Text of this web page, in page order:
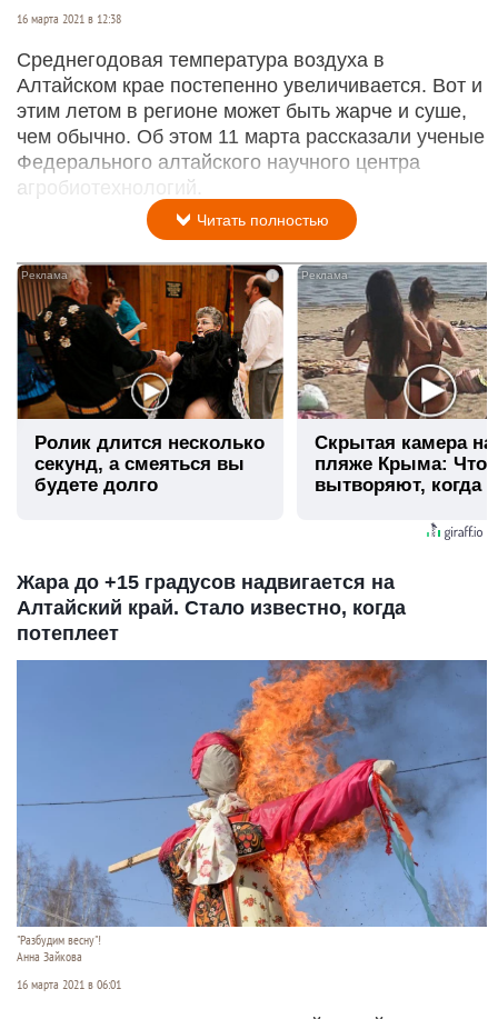
16 марта 2021 в 12:38
Среднегодовая температура воздуха в
Алтайском крае постепенно увеличивается. Вот и
этим летом в регионе может быть жарче и суше,
чем обычно. Об этом 11 марта рассказали ученые
Федерального алтайского научного центра
агробиотехнологий.
Читать полностью
Ролик длится несколько
секунд, а смеяться вы
будете долго
Скрытая камера на
пляже Крыма: Что
вытворяют, когда
Жара до +15 градусов надвигается на
Алтайский край. Стало известно, когда
потеплеет
"Разбудим весну"!
Анна Зайкова
16 марта 2021 в 06:01